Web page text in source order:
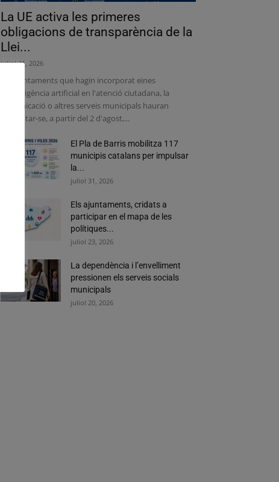
La UE activa les primeres
obligacions de transparència de la
Llei...
juliol 31, 2026
Els ajuntaments que hagin incorporat eines
d'intel·ligència artificial en l'atenció ciutadana, la
comunicació o altres serveis municipals hauran
d'adaptar-se, a partir del 2 d'agost,...
El Pla de Barris mobilitza 117
municipis catalans per impulsar
la...
juliol 31, 2026
Els ajuntaments, cridats a
participar en el mapa de les
polítiques...
juliol 23, 2026
La dependència i l’envelliment
pressionen els serveis socials
municipals
juliol 20, 2026